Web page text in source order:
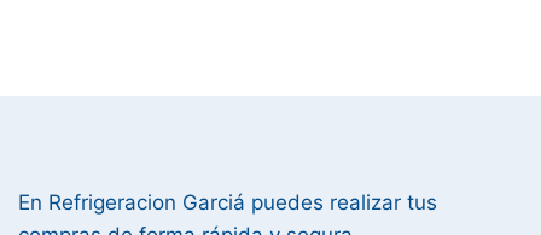
En Refrigeracion Garciá puedes realizar tus